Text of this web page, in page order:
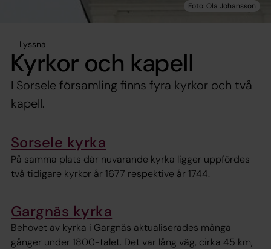
Lyssna
Kyrkor och kapell
I Sorsele församling finns fyra kyrkor och två
kapell.
Sorsele kyrka
På samma plats där nuvarande kyrka ligger uppfördes
två tidigare kyrkor år 1677 respektive år 1744.
Gargnäs kyrka
Behovet av kyrka i Gargnäs aktualiserades många
gånger under 1800-talet. Det var lång väg, cirka 45 km,